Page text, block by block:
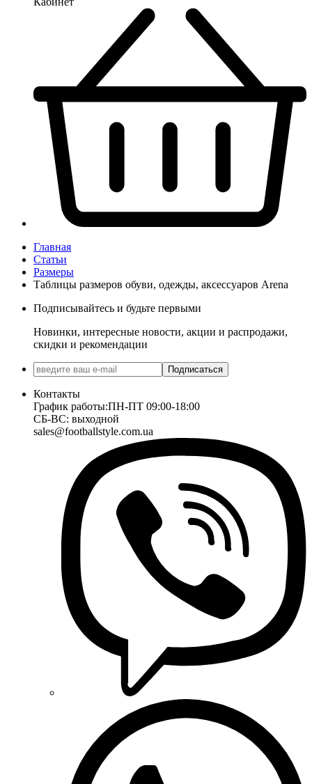
Главная
Статьи
Размеры
Таблицы размеров обуви, одежды, аксессуаров Arena
Подписывайтесь и будьте первыми
Новинки, интересные новости, акции и распродажи,
скидки и рекомендации
Подписаться
Контакты
График работы:ПН-ПТ 09:00-18:00
СБ-ВС: выходной
sales@footballstyle.com.ua